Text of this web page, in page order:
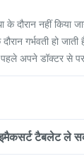
के दौरान नहीं किया
गर्भवती हो
अपने डॉक्टर से
टैबलेट ले